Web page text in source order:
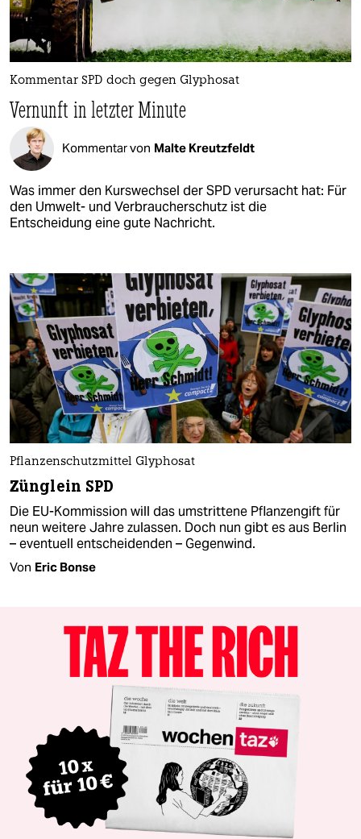
Kommentar SPD doch gegen Glyphosat
Vernunft in letzter Minute
Kommentar von Malte Kreutzfeldt
Was immer den Kurswechsel der SPD verursacht hat: Für
den Umwelt- und Verbraucherschutz ist die
Entscheidung eine gute Nachricht.
Pflanzenschutzmittel Glyphosat
Zünglein SPD
Die EU-Kommission will das umstrittene Pflanzengift für
neun weitere Jahre zulassen. Doch nun gibt es aus Berlin
– eventuell entscheidenden – Gegenwind.
Von Eric Bonse